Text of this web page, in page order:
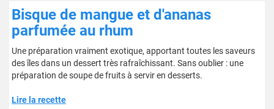
Bisque de mangue et d'ananas
parfumée au rhum
Une préparation vraiment exotique, apportant toutes les saveurs
des îles dans un dessert très rafraîchissant. Sans oublier : une
préparation de soupe de fruits à servir en desserts.
Lire la recette